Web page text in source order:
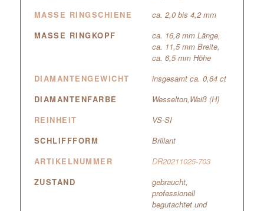
MASSE RINGSCHIENE
ca. 2,0 bis 4,2 mm
MASSE RINGKOPF
ca. 16,8 mm Länge,
ca. 11,5 mm Breite,
ca. 6,5 mm Höhe
DIAMANTENGEWICHT
insgesamt ca. 0,64 ct
DIAMANTENFARBE
Wesselton,Weiß (H)
REINHEIT
VS-SI
SCHLIFFFORM
Brillant
ARTIKELNUMMER
DR20211025-703
ZUSTAND
gebraucht,
professionell
begutachtet und